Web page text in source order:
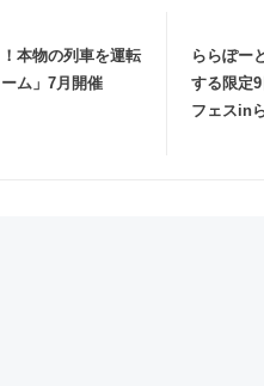
本物の列車を運転
ーム」7月開催
ららぽー
する限定
フェスin